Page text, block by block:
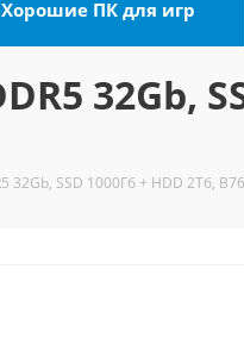
Хорошие ПК для игр
32Gb,
32Gb, SSD 1000Гб + HDD 2Тб,